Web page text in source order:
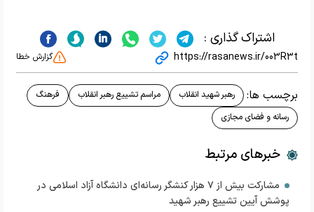
اشتراک گذاری :
https://rasanews.ir/003R3t گزارش خطا
برچسب ها: رهبر شهید انقلاب مراسم تشییع رهبر انقلاب
فرهنگ
رسانه و فضای مجازی
خبرهای مرتبط
مشارکت بیش از ۷ هزار کنشگر رسانه‌ای دانشگاه آزاد اسلامی در
پوشش آیین تشییع رهبر شهید